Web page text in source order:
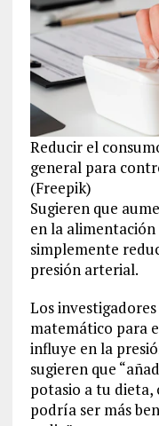
Reducir el
general para
(Freepik)
Sugieren que
en la
simplemente
presión arterial.
Los
matemático para
influye en la
sugieren que
potasio a tu dieta,
podría ser más